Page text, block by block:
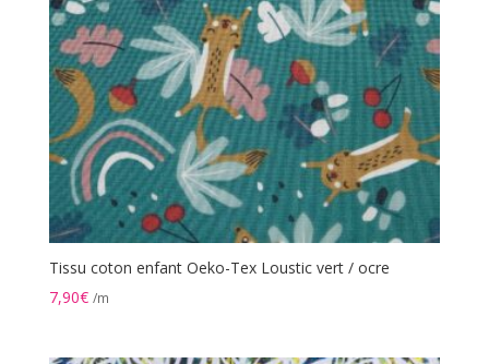
Tissu coton enfant Oeko-Tex Loustic vert / ocre
7,90€ /m